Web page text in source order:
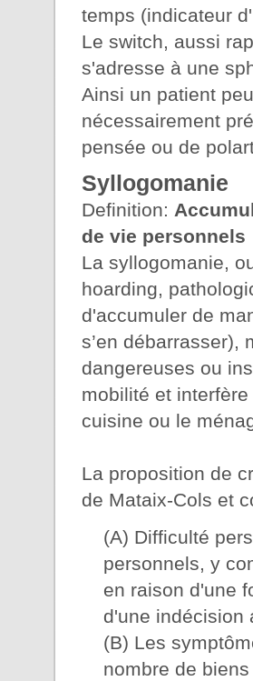
temps (indicateur
Le switch, aussi
s'adresse à une
Ainsi un patient
nécessairement
pensée ou de
Syllogomanie
Definition:
de vie personnels
La syllogomanie,
hoarding,
d'accumuler de
s’en débarrasser),
dangereuses ou
mobilité et
cuisine ou le
La proposition de
de Mataix-Cols et
(A) Difficulté
personnels, y
en raison d'une
d'une indécision
(B) Les
nombre de